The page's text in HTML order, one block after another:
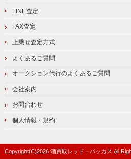
LINE査定
FAX査定
上乗せ査定方式
よくあるご質問
オークション代行のよくあるご質問
会社案内
お問合わせ
個人情報・規約
Copyright(C)2026 酒買取レッド・バッカス All